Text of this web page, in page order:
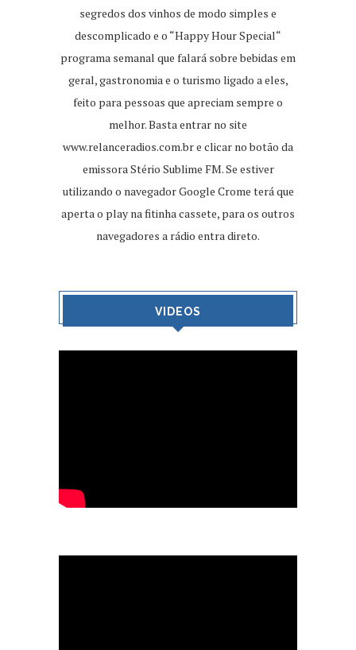
segredos dos vinhos de modo simples e
descomplicado e o “Happy Hour Special“
programa semanal que falará sobre bebidas em
geral, gastronomia e o turismo ligado a eles,
feito para pessoas que apreciam sempre o
melhor. Basta entrar no site
www.relanceradios.com.bre clicar no botão da
emissora Stério Sublime FM. Se estiver
utilizando o navegador Google Crome terá que
aperta o play na fitinha cassete, para os outros
navegadores a rádio entra direto.
VIDEOS